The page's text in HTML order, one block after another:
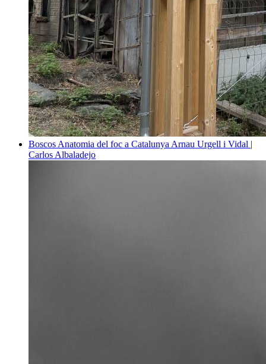
Boscos Anatomia del foc a Catalunya Arnau Urgell i Vidal |
Carlos Albaladejo